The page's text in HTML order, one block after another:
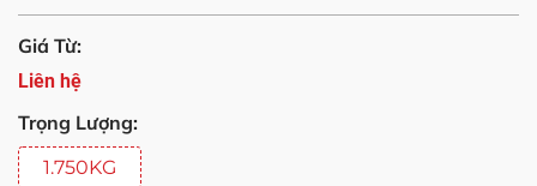
Giá Từ:
Liên hệ
Trọng Lượng:
1.750KG